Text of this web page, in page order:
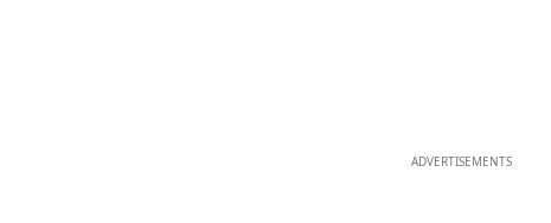
ADVERTISEMENTS